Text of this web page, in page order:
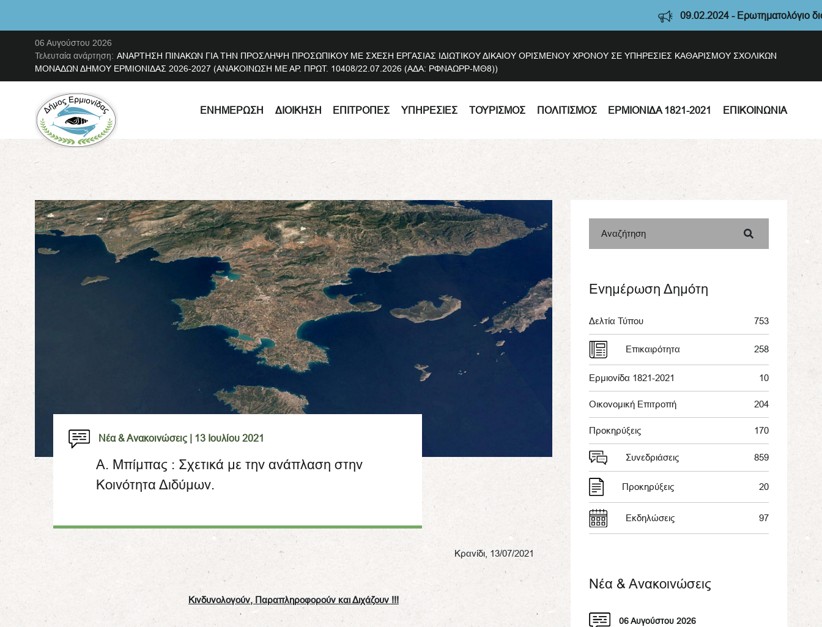
09.02.2024 - Ερωτηματολόγιο
06 Αυγούστου 2026
Τελευταία ανάρτηση: ΑΝΑΡΤΗΣΗ ΠΙΝΑΚΩΝ ΓΙΑ ΤΗΝ ΠΡΟΣΛΗΨΗ ΠΡΟΣΩΠΙΚΟΥ ΜΕ ΣΧΕΣΗ ΕΡΓΑΣΙΑΣ ΙΔΙΩΤΙΚΟΥ ΔΙΚΑΙΟΥ ΟΡΙΣΜΕΝΟΥ ΧΡΟΝΟΥ ΣΕ ΥΠΗΡΕΣΙΕΣ ΚΑΘΑΡΙΣΜΟΥ ΣΧΟΛΙΚΩΝ
ΜΟΝΑΔΩΝ ΔΗΜΟΥ ΕΡΜΙΟΝΙΔΑΣ 2026-2027 (ΑΝΑΚΟΙΝΩΣΗ ΜΕ ΑΡ. ΠΡΩΤ. 10408/22.07.2026 (ΑΔΑ: ΡΦΝΑΩΡΡ-ΜΘ8))
ΕΝΗΜΈΡΩΣΗ ΔΙΟΊΚΗΣΗ ΕΠΙΤΡΟΠΈΣ ΥΠΗΡΕΣΊΕΣ ΤΟΥΡΙΣΜΌΣ ΠΟΛΙΤΙΣΜΌΣ ΕΡΜΙΟΝΊΔΑ 1821-2021 ΕΠΙΚΟΙΝΩΝΊΑ
Νέα & Ανακοινώσεις | 13 Ιουλίου 2021
Α. Μπίμπας : Σχετικά με την ανάπλαση στην
Κοινότητα Διδύμων.
Κρανίδι, 13/07/2021
Κινδυνολογούν, Παραπληροφορούν και Διχάζουν !!!
Αναζήτηση
Ενημέρωση Δημότη
Δελτία Τύπου 753
Επικαιρότητα 258
Ερμιονίδα 1821-2021 10
Οικονομική Επιτροπή 204
Προκηρύξεις 170
Συνεδριάσεις 859
Προκηρύξεις 20
Εκδηλώσεις 97
Νέα & Ανακοινώσεις
06 Αυγούστου 2026